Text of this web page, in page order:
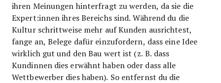
ihren Meinungen hinterfragt zu werden, da sie die
Expert:innen ihres Bereichs sind. Während du die
Kultur schrittweise mehr auf Kunden ausrichtest,
fange an, Belege dafür einzufordern, dass eine Idee
wirklich gut und den Bau wert ist (z. B. dass
Kundinnen dies erwähnt haben oder dass alle
Wettbewerber dies haben). So entfernst du die